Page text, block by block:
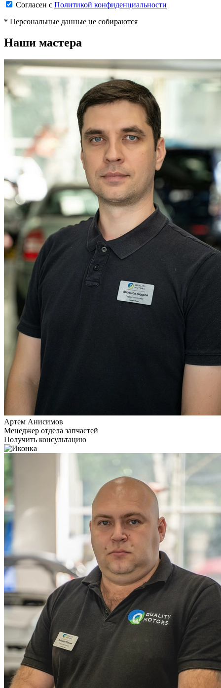
Согласен с Политикой конфиденциальности
* Персональные данные не собираются
Наши мастера
Артем Анисимов
Менеджер отдела запчастей
Получить консультацию